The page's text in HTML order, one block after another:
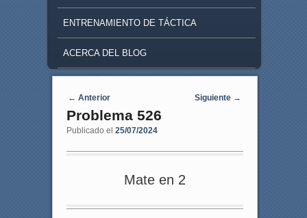
ENTRENAMIENTO DE TÁCTICA
ACERCA DEL BLOG
Navegaci�n de entradas
← Anterior Siguiente →
Problema 526
Publicado el 25/07/2024
Mate en 2